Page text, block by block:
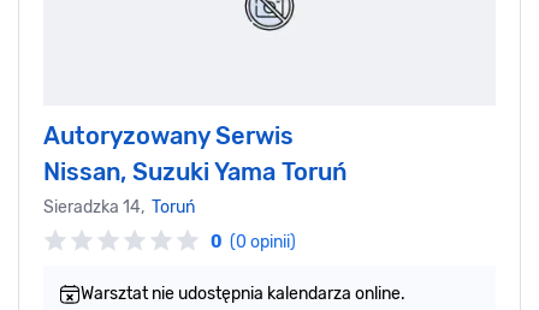
Autoryzowany Serwis
Nissan, Suzuki Yama Toruń
Sieradzka 14, Toruń
0 (0 opinii)
Warsztat nie udostępnia kalendarza online.